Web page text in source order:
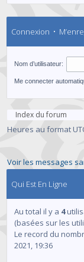
Connexion •
Nom d’utilisateur:
Me connecter
Index du forum
Heures au format
Voir les messages
Qui Est En Ligne
Au total il y a 4
(basées sur les
Le record du
2021, 19:36